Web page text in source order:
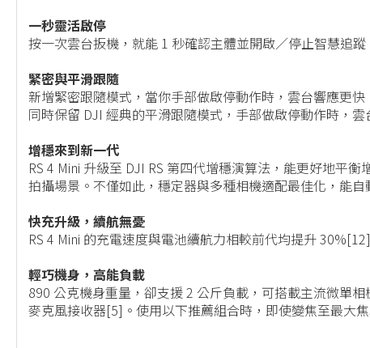
一秒靈活啟停
按一次雲台扳機，就能 1 秒確認主體並開啟／停止智慧追
緊密與平滑跟隨
新增緊密跟隨模式，當你手部做啟停動作時，雲台響應更
同時保留 DJI 經典的平滑跟隨模式，手部做啟停動作時，
增穩來到新一代
RS 4 Mini 升級至 DJI RS 第四代增穩演算法，能更好地平
拍攝場景。不僅如此，穩定器與多種相機適配最佳化，能
快充升級，續航無憂
RS 4 Mini 的充電速度與電池續航力相較前代均提升
輕巧機身，高能負載
890 公克機身重量，卻支援 2 公斤負載，可搭載主流微單
麥克風接收器[5]。使用以下推薦組合時，即使變焦至最大